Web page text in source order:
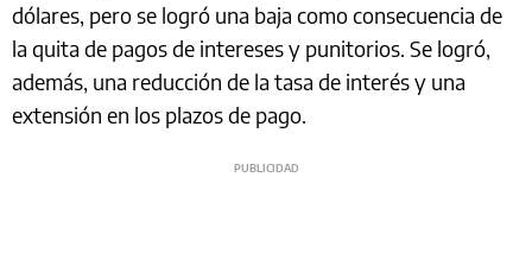
dólares, pero se logró una baja como consecuencia de
la quita de pagos de intereses y punitorios. Se logró,
además, una reducción de la tasa de interés y una
extensión en los plazos de pago.